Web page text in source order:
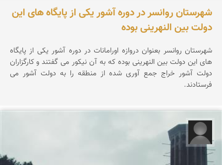
شهرستان روانسر در دوره آشور یکی از پایگاه های این
دولت بین النهرینی بوده
شهرستان روانسر بعنوان دروازه اورامانات در دوره آشور یکی از پایگاه
های این دولت بین النهرینی بوده که به آن نیکور می گفتند و کارگزاران
دولت آشور خراج جمع آوری شده از منطقه را به دولت آشور می
فرستادند.
مبینا کاشانیان